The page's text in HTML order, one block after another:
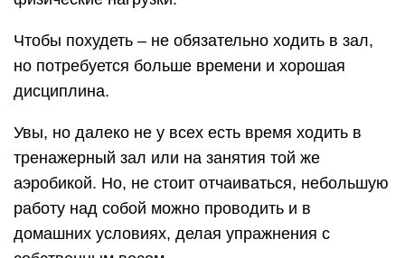
отличное силовое упражнения для развития
мышц, но при неправильном выполнении или
слабых суставах оно может иметь неприятные
последствия для здоровья.
Преимущества выполнения отжиманий:
1. Отжимания — лучшее упражнение для
укрепления мышц груди с весом собственного
тела. Если вы хотите качественно поработать
над грудными мышцами, то отжимания